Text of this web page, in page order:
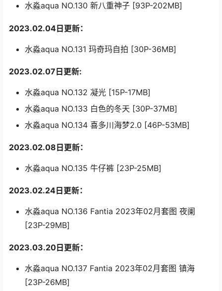
水淼aqua NO.130 新八重神子 [93P-202MB]
2023.02.04日更新：
水淼aqua NO.131 玛奇玛自拍 [30P-36MB]
2023.02.07日更新:
水淼aqua NO.132 凝光 [15P-17MB]
水淼aqua NO.133 白色的冬天 [30P-37MB]
水淼aqua NO.134 喜多川海梦2.0 [46P-53MB]
2023.02.08日更新：
水淼aqua NO.135 牛仔裤 [23P-25MB]
2023.02.24日更新：
水淼aqua NO.136 Fantia 2023年02月套图 夜阑
[23P-29MB]
2023.03.20日更新：
水淼aqua NO.137 Fantia 2023年02月套图 镇海
[23P-26MB]